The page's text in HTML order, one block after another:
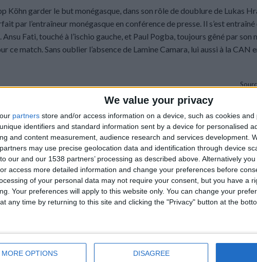
We value your privacy
partners store and/or access information on a device, such as cookies and
identifiers and standard information sent by a device for personalised
and content measurement, audience research and services development.
may use precise geolocation data and identification through device
our and our 1538 partners’ processing as described above. Alternatively
access more detailed information and change your preferences before
of your personal data may not require your consent, but you have a
Your preferences will apply to this website only. You can change your
any time by returning to this site and clicking the "Privacy" button at the
MORE OPTIONS DISAGREE
Köhn garder le but monégasque, dans son rôle de doublure de Lukas
par l’entraîneur monégasque en conférence de presse. Il s’est entraîné
Fati, touché à l’ischio gauche, et Paul Pogba, toujours gêné par son
ce match. Sans oublier l’absence de Lamine Camara, lui aussi à la CAN